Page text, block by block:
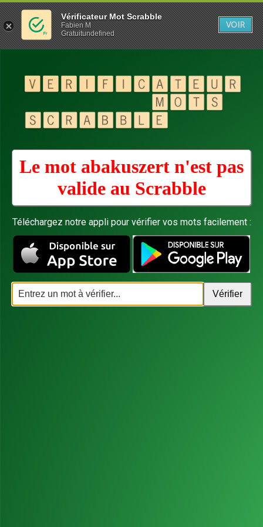
Le mot abakuszert n'est pas
valide au Scrabble
Téléchargez notre appli pour vérifier vos mots facilement :
Vérificateur Mot Scrabble
Fabien M
Gratuitundefined
VOIR